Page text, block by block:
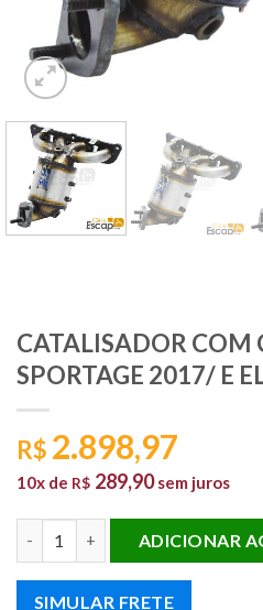
CATALISADOR COM
SPORTAGE 2017/ E
R$ 2.898,97
10x de R$ 289,90 sem juros
ADICIONAR
SIMULAR FRETE